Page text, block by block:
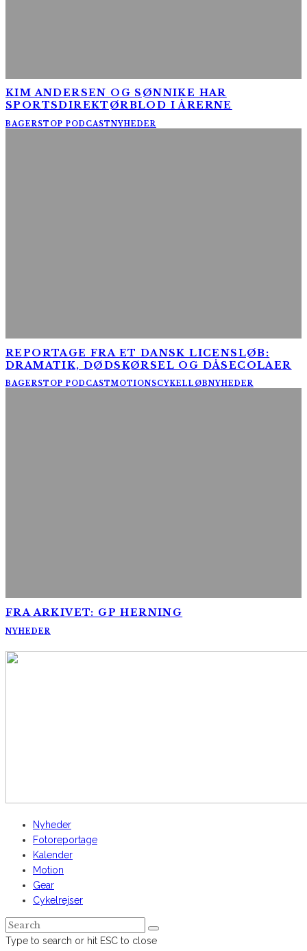
KIM ANDERSEN OG SØNNIKE HAR
SPORTSDIREKTØRBLOD I ÅRERNE
BAGERSTOP PODCASTNYHEDER
REPORTAGE FRA ET DANSK LICENSLØB:
DRAMATIK, DØDSKØRSEL OG DÅSECOLAER
BAGERSTOP PODCASTMOTIONSCYKELLØBNYHEDER
FRA ARKIVET: GP HERNING
NYHEDER
Nyheder
Fotoreportage
Kalender
Motion
Gear
Cykelrejser
Type to search or hit ESC to close